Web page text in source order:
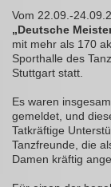
Vom 22.09.-
„Deutsche
mit mehr als 170
Sporthalle des
Stuttgart statt.
Es waren
gemeldet, und
Tatkräftige
Tanzfreunde, die
Damen kräftig